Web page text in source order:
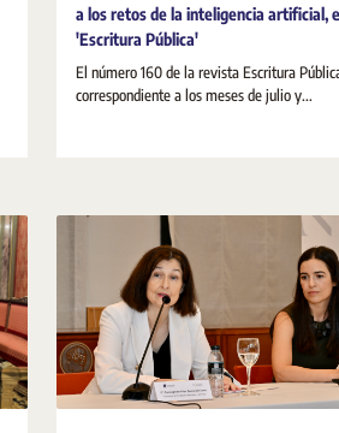
a los retos de la inteligencia artificial,
'Escritura Pública'
El número 160 de la revista Escritura
correspondiente a los meses de julio y...